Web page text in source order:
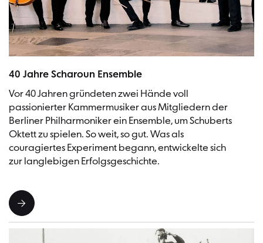
40 Jahre Scharoun Ensemble
Vor 40 Jahren gründeten zwei Hände voll
passionierter Kammermusiker aus Mitgliedern der
Berliner Philharmoniker ein Ensemble, um Schuberts
Oktett zu spielen. So weit, so gut. Was als
couragiertes Experiment begann, entwickelte sich
zur langlebigen Erfolgsgeschichte.